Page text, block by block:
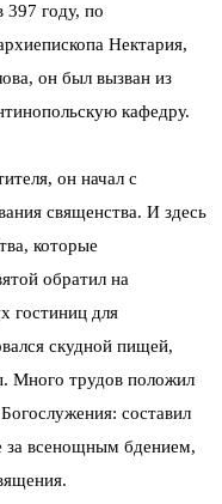
397 году, по
Нектария,
он был вызван из
кафедру.
он начал с
священства. И здесь
которые
обратил на
гостиниц для
скудной пищей,
Много трудов положил
составил
за всенощным бдением,